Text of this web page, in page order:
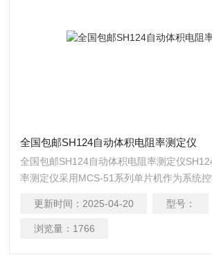
全国包邮SH124自动体积电阻率测定仪
全国包邮SH124自动体积电阻率测定仪
率测定仪采用MCS-51系列单片机作为系统
杯，自动变挡),并且滚动储存200个试验数据;
艺方法研制而成。
更新时间： 2025-04-20 型号：
浏览量： 1766